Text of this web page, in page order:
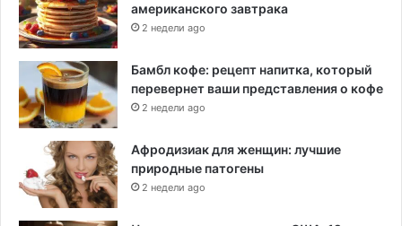
американского завтрака
2 недели ago
Бамбл кофе: рецепт напитка, который
перевернет ваши представления о кофе
2 недели ago
Афродизиак для женщин: лучшие
природные патогены
2 недели ago